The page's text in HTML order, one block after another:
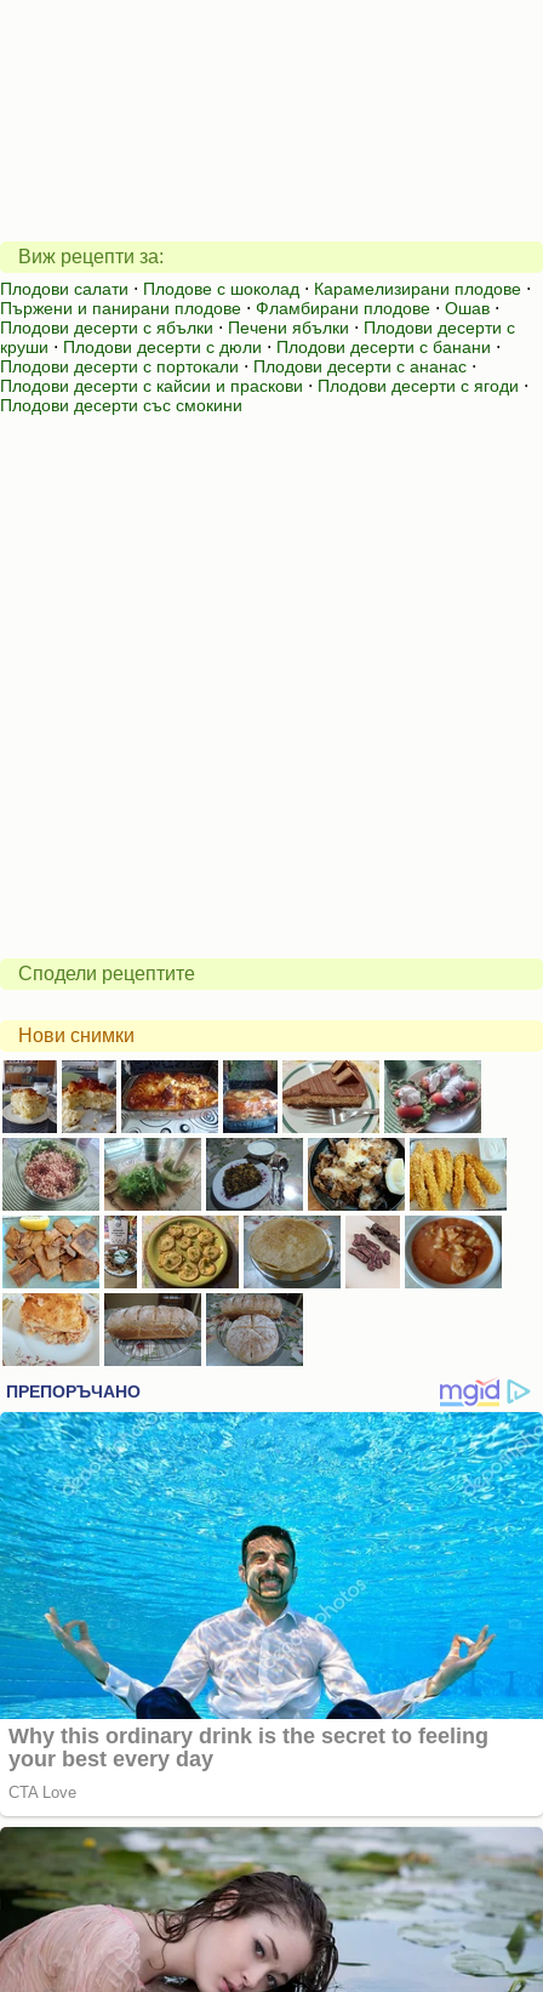
Виж рецепти за:
Плодови салати ⋅ Плодове с шоколад ⋅ Карамелизирани плодове ⋅
Пържени и панирани плодове ⋅ Фламбирани плодове ⋅ Ошав ⋅
Плодови десерти с ябълки ⋅ Печени ябълки ⋅ Плодови десерти с
круши ⋅ Плодови десерти с дюли ⋅ Плодови десерти с банани ⋅
Плодови десерти с портокали ⋅ Плодови десерти с ананас ⋅
Плодови десерти с кайсии и праскови ⋅ Плодови десерти с ягоди ⋅
Плодови десерти със смокини
Сподели рецептите
Нови снимки